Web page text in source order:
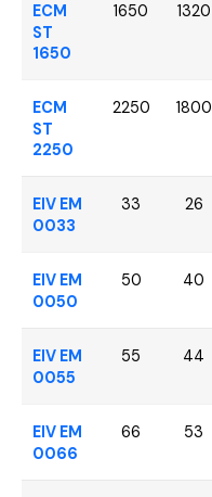
ECM
ST
1650
1650 1320
ECM
ST
2250
2250 1800
EIV EM
0033
33 26
EIV EM
0050
50 40
EIV EM
0055
55 44
EIV EM
0066
66 53